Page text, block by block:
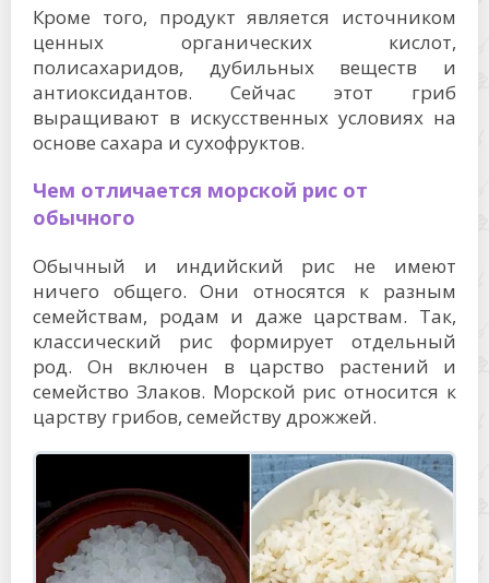
Кроме того, продукт является источником
ценных органических кислот,
полисахаридов, дубильных веществ и
антиоксидантов. Сейчас этот гриб
выращивают в искусственных условиях на
основе сахара и сухофруктов.
Чем отличается морской рис от
обычного
Обычный и индийский рис не имеют
ничего общего. Они относятся к разным
семействам, родам и даже царствам. Так,
классический рис формирует отдельный
род. Он включен в царство растений и
семейство Злаков. Морской рис относится к
царству грибов, семейству дрожжей.